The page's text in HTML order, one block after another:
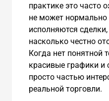
практике это часто
не может нормально
исполняются
насколько честно
Когда нет понятной
красивые графики и
просто частью
реальной торговли.